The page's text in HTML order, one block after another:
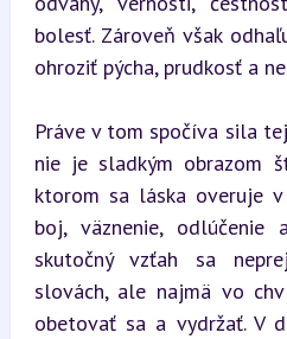
bolesť. Zároveň však
ohroziť pýcha, prudkosť a
Práve v tom spočíva sila
nie je sladkým obrazom
ktorom sa láska overuje v
boj, väznenie, odlúčenie
skutočný vzťah sa
slovách, ale najmä vo
obetovať sa a vydržať. V